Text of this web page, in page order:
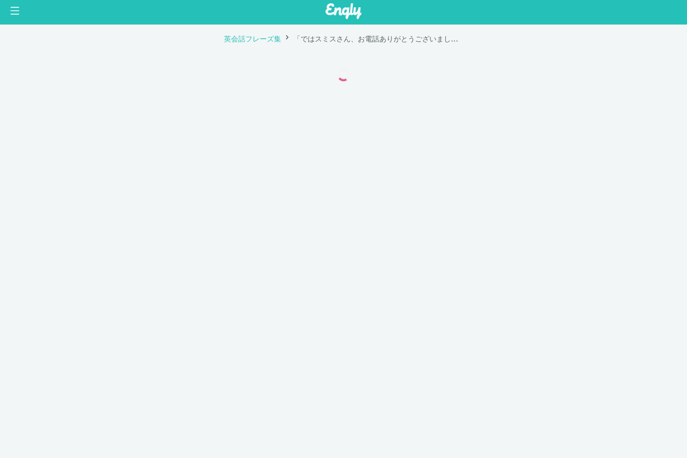
英会話フレーズ集 「ではスミスさん、お電話ありがとうございました。」は英語で "OK, Mr. Smith, thank you for calling. Bye."